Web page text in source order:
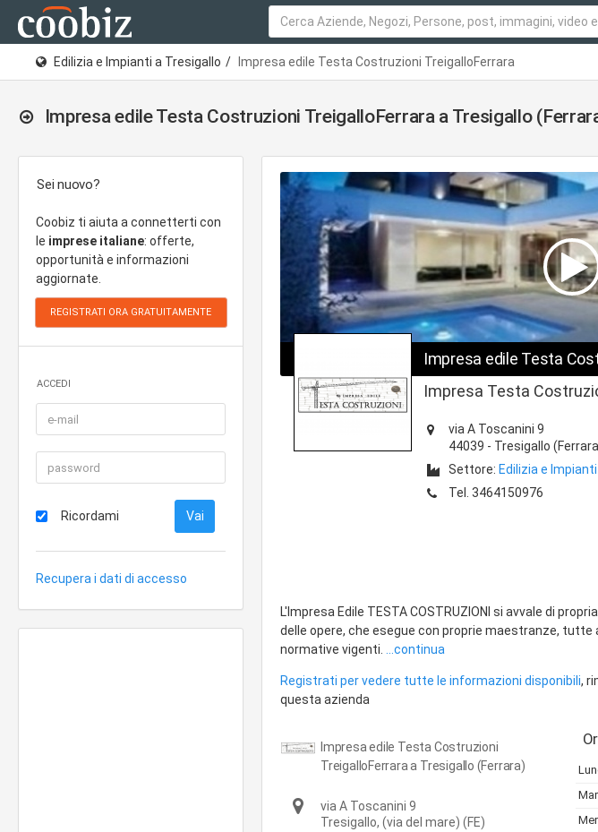
Edilizia e Impianti a Tresigallo Impresa edile Testa Costruzioni TreigalloFerrara
Impresa edile Testa Costruzioni TreigalloFerrara a Tresigallo
Sei nuovo?
Coobiz ti aiuta a connetterti con
le imprese italiane: offerte,
opportunità e informazioni
aggiornate.
ACCEDI
Ricordami
Recupera i dati di accesso
Impresa edile Testa
Impresa Testa
via A Toscanini 9
44039 - Tresigallo
Settore: Edilizia e Impianti
Tel. 3464150976
L'Impresa Edile TESTA COSTRUZIONI si avvale di
delle opere, che esegue con proprie maestranze,
normative vigenti.
...continua
Registrati per vedere tutte le informazioni disponibili,
questa azienda
Impresa edile Testa Costruzioni
TreigalloFerrara a Tresigallo (Ferrara)
via A Toscanini 9
Tresigallo, (via del mare) (FE)